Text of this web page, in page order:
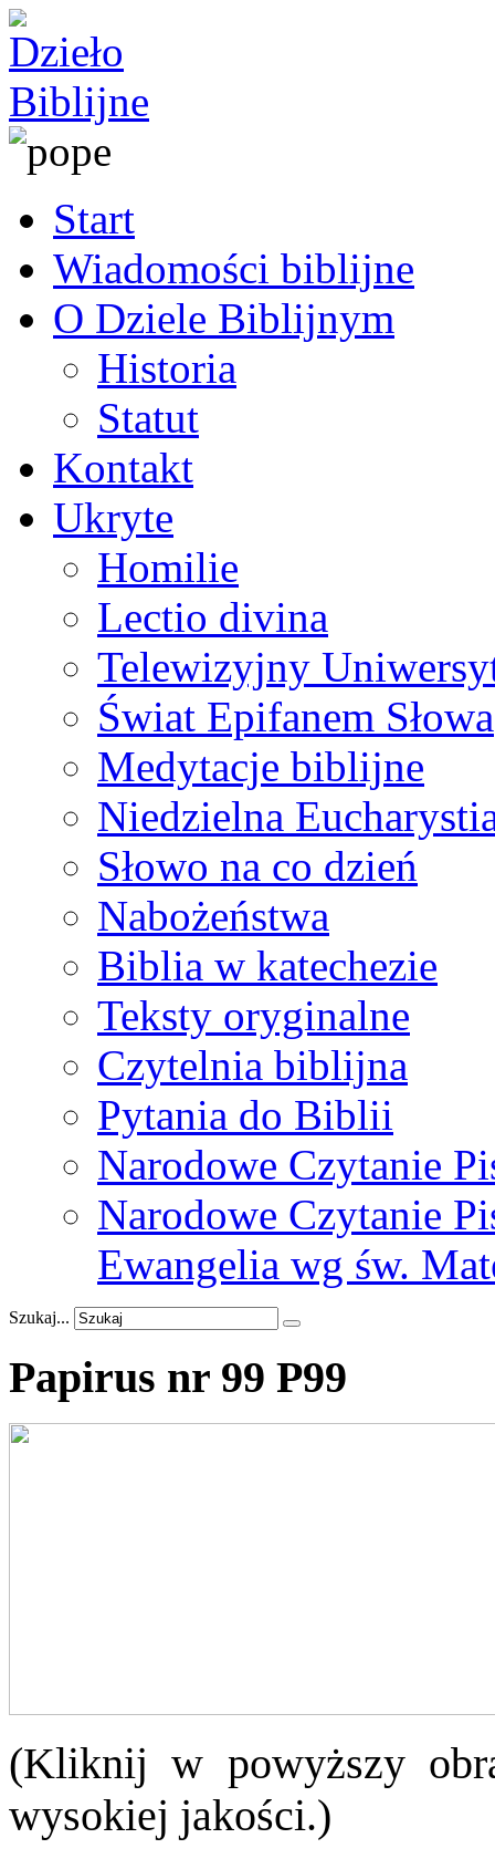
Start
Wiadomości biblijne
O Dziele Biblijnym
Historia
Statut
Kontakt
Ukryte
Homilie
Lectio divina
Telewizyjny
Świat Epifanem Słowa
Medytacje biblijne
Niedzielna
Słowo na co dzień
Nabożeństwa
Biblia w katechezie
Teksty oryginalne
Czytelnia biblijna
Pytania do Biblii
Narodowe Czytanie
Narodowe Czytanie
Ewangelia wg św.
Szukaj...
Papirus nr 99 P99
(Kliknij w powyższy
wysokiej jakości.)